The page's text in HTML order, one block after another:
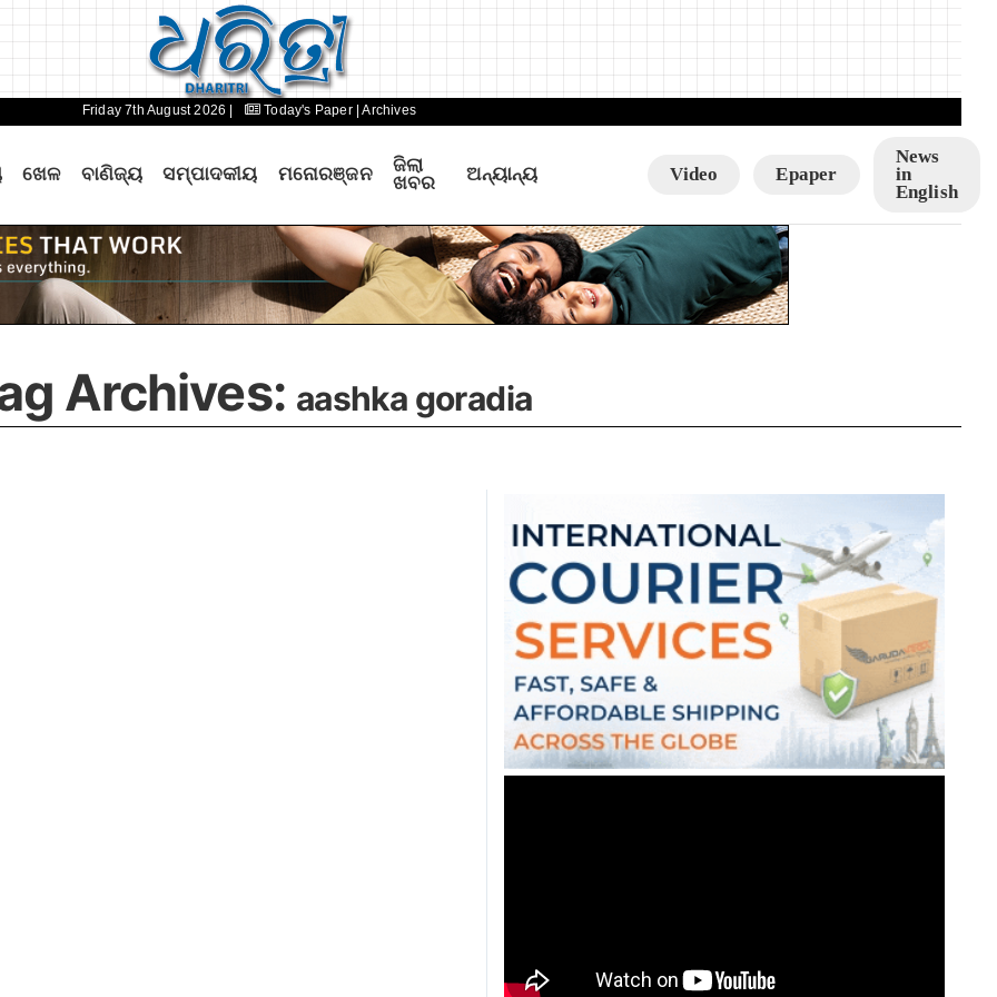
Friday 7th August 2026 | Today's Paper | Archives
ଖେଳ ବାଣିଜ୍ୟ ସମ୍ପାଦକୀୟ ମନୋରଞ୍ଜନ
ଜିଲା
ଖବର
ଅନ୍ୟାନ୍ୟ Video Epaper
News
in
English
Archives: aashka goradia